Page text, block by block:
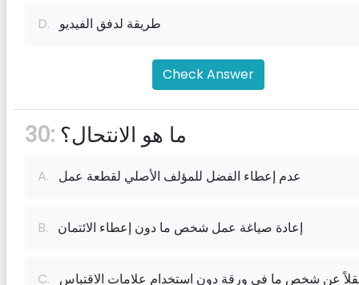
D. طريقة لدفق الفيديو
Check Answer
30: ما هو الانتحال؟
A. عدم إعطاء الفضل للمؤلف الأصلي لقطعة عمل
B. إعادة صياغة عمل شخص ما دون إعطاء الائتمان
C. عن شخص ما في ورقة دون استخدام علامات الاقتباس